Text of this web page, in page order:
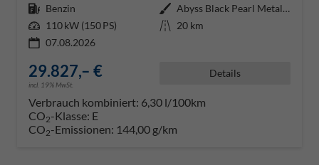
Kraftstoff Benzin Außenfarbe
Abyss Black Pearl Metallic ()
Leistung 110 kW (150 PS) Kilometerstand 20 km
07.08.2026
29.827,– €
incl. 19% MwSt.
Details
Verbrauch kombiniert: 6,30 l/100km
CO2-Klasse: E
CO2-Emissionen: 144,00 g/km